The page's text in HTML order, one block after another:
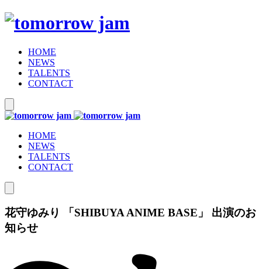
HOME
NEWS
TALENTS
CONTACT
HOME
NEWS
TALENTS
CONTACT
花守ゆみり 「SHIBUYA ANIME BASE」 出演のお
知らせ